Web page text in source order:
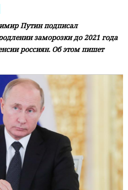
Путин подписал
заморозки до 2021 года
россиян. Об этом пишет